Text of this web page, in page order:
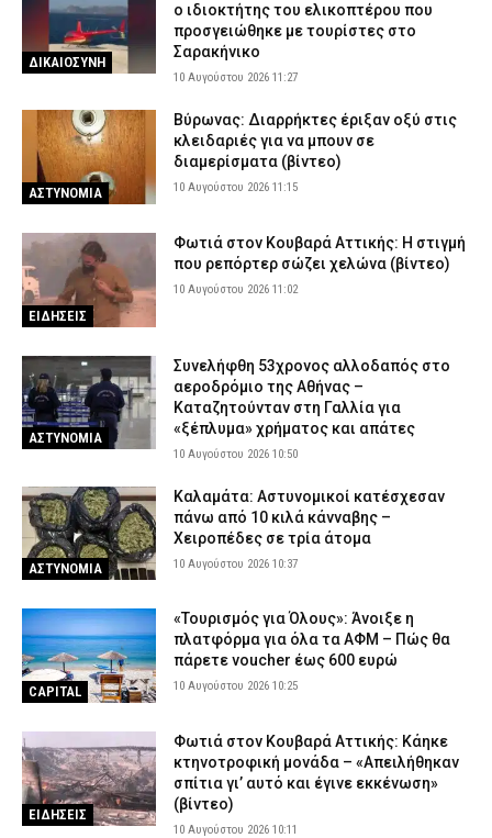
ΔΙΚΑΙΟΣΥΝΗ
ο ιδιοκτήτης του ελικοπτέρου που
προσγειώθηκε με τουρίστες στο
Σαρακήνικο
10 Αυγούστου 2026 11:27
ΑΣΤΥΝΟΜΙΑ
Βύρωνας: Διαρρήκτες έριξαν οξύ στις
κλειδαριές για να μπουν σε
διαμερίσματα (βίντεο)
10 Αυγούστου 2026 11:15
ΕΙΔΗΣΕΙΣ
Φωτιά στον Κουβαρά Αττικής: Η στιγμή
που ρεπόρτερ σώζει χελώνα (βίντεο)
10 Αυγούστου 2026 11:02
ΑΣΤΥΝΟΜΙΑ
Συνελήφθη 53χρονος αλλοδαπός στο
αεροδρόμιο της Αθήνας –
Καταζητούνταν στη Γαλλία για
«ξέπλυμα» χρήματος και απάτες
10 Αυγούστου 2026 10:50
ΑΣΤΥΝΟΜΙΑ
Καλαμάτα: Αστυνομικοί κατέσχεσαν
πάνω από 10 κιλά κάνναβης –
Χειροπέδες σε τρία άτομα
10 Αυγούστου 2026 10:37
CAPITAL
«Τουρισμός για Όλους»: Άνοιξε η
πλατφόρμα για όλα τα ΑΦΜ – Πώς θα
πάρετε voucher έως 600 ευρώ
10 Αυγούστου 2026 10:25
ΕΙΔΗΣΕΙΣ
Φωτιά στον Κουβαρά Αττικής: Κάηκε
κτηνοτροφική μονάδα – «Απειλήθηκαν
σπίτια γι’ αυτό και έγινε εκκένωση»
(βίντεο)
10 Αυγούστου 2026 10:11